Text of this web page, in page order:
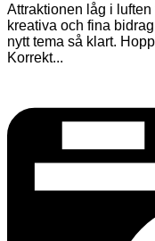
Attraktionen låg i
kreativa och fina
nytt tema så klart.
Korrekt...